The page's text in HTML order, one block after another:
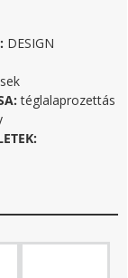
DESIGN
téglalaprozettás